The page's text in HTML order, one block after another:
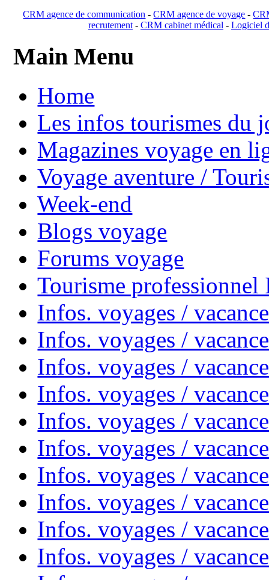
CRM agence de communication -CRM agence de voyage -
recrutement- CRM cabinet médical- Logiciel
Main Menu
Home
Les infos tourismes du
Magazines voyage en
Voyage aventure /
Week-end
Blogs voyage
Forums voyage
Tourisme
Infos. voyages /
Infos. voyages /
Infos. voyages /
Infos. voyages /
Infos. voyages /
Infos. voyages /
Infos. voyages /
Infos. voyages /
Infos. voyages /
Infos. voyages /